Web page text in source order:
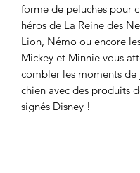
forme de peluches pour
héros de La Reine des
Lion, Némo ou encore
Mickey et Minnie vous
combler les moments de
chien avec des produits
signés Disney !